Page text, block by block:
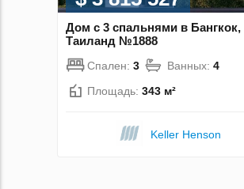
Дом с 3 спальнями в Бангкок,
Таиланд №1888
Спален: 3 Ванных: 4
Площадь: 343 м²
Keller Henson